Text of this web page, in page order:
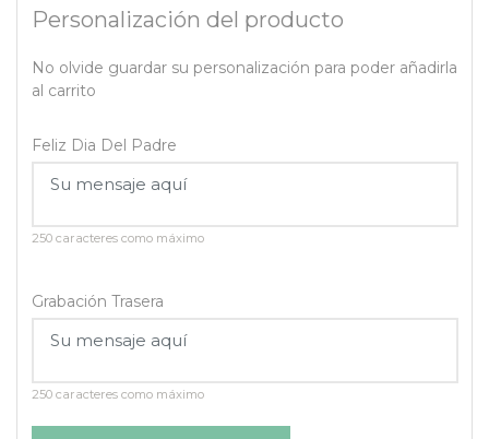
Personalización del producto
No olvide guardar su personalización para poder añadirla
al carrito
Feliz Dia Del Padre
250 caracteres como máximo
Grabación Trasera
250 caracteres como máximo